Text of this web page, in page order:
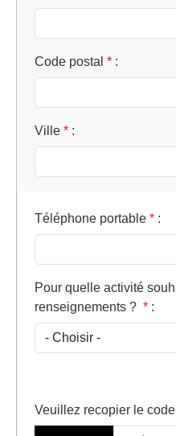
Code postal * :
Ville * :
Téléphone portable * :
Pour quelle activité
renseignements ? * :
Veuillez recopier le code